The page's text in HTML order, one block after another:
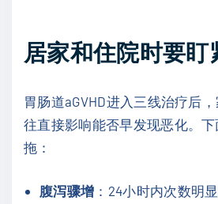
居家和住院时要盯
胃肠道aGVHD进入三线治疗后
往直接影响能否早发现恶化。
拖：
腹泻骤增 ：24小时内次数明